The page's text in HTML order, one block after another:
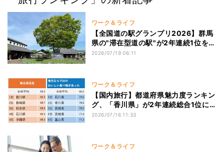
ワーク＆ライフ
【全国道の駅グランプリ2026】群馬
県の"滞在型道の駅"が2年連続1位を獲
得 - 2位は宮城県「あ・ら・伊達な道
2026/07/19 06:11
ワーク＆ライフ
【国内旅行】都道府県魅力度ランキン
グ、「香川県」が2年連続総合1位に -
食や宿泊施設などテーマ別では?
2026/07/16 11:33
ワーク＆ライフ